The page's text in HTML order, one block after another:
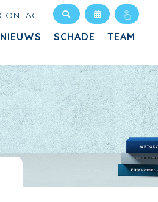
CONTACT
NIEUWS SCHADE TEAM